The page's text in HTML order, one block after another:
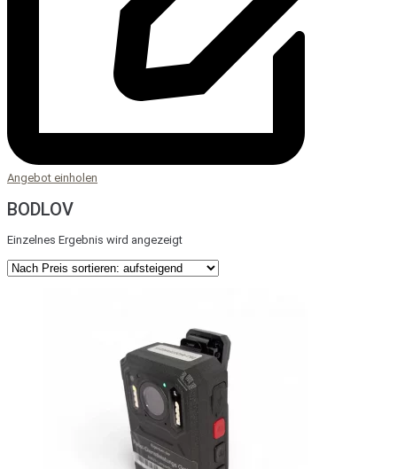
Angebot einholen
BODLOV
Einzelnes Ergebnis wird angezeigt